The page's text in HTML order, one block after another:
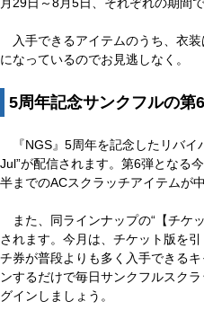
入手できるアイテムのうち、衣
になっているのでお見逃しなく。
5周年記念サンクフルの第
『NGS』5周年を記念したリバイ
Jul”が配信されます。第6弾となる
半までのACスクラッチアイテムが
また、同ラインナップの“【チケ
されます。今月は、チケット版を
チ券が普段よりも多く入手できる
ンするだけで毎日サンクフルスク
グインしましょう。